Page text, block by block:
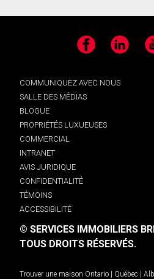
Facebook LinkedIn
COMMUNIQUEZ AVEC NOUS
SALLE DES MÉDIAS
BLOGUE
PROPRIÉTÉS LUXUEUSES
COMMERCIAL
INTRANET
AVIS JURIDIQUE
CONFIDENTIALITÉ
TÉMOINS
ACCESSIBILITÉ
© SERVICES IMMOBILIERS
TOUS DROITS RÉSERVÉS.
Trouver une maison Ontario Québec